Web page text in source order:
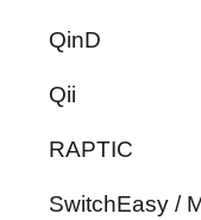
QinD
Qii
RAPTIC
SwitchEasy /